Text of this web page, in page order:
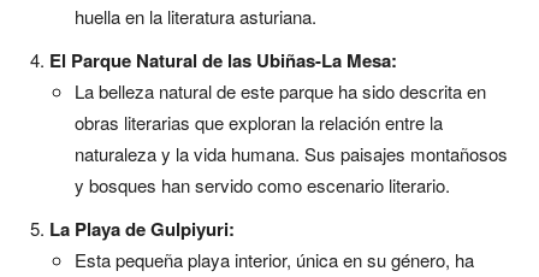
huella en la literatura asturiana.
El Parque Natural de las Ubiñas-La Mesa:
La belleza natural de este parque ha sido descrita en
obras literarias que exploran la relación entre la
naturaleza y la vida humana. Sus paisajes montañosos
y bosques han servido como escenario literario.
La Playa de Gulpiyuri:
Esta pequeña playa interior, única en su género, ha